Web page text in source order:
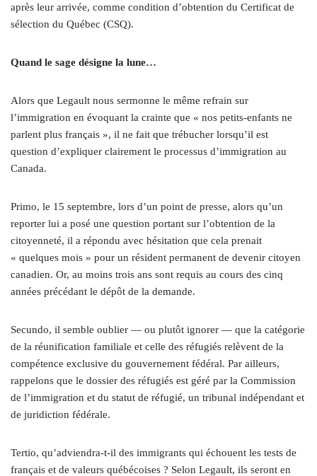
après leur arrivée, comme condition d’obtention du Certificat de
sélection du Québec (CSQ).
Quand le sage désigne la lune…
Alors que Legault nous sermonne le même refrain sur
l’immigration en évoquant la crainte que « nos petits-enfants ne
parlent plus français », il ne fait que trébucher lorsqu’il est
question d’expliquer clairement le processus d’immigration au
Canada.
Primo, le 15 septembre, lors d’un point de presse, alors qu’un
reporter lui a posé une question portant sur l’obtention de la
citoyenneté, il a répondu avec hésitation que cela prenait
« quelques mois » pour un résident permanent de devenir citoyen
canadien. Or, au moins trois ans sont requis au cours des cinq
années précédant le dépôt de la demande.
Secundo, il semble oublier — ou plutôt ignorer — que la catégorie
de la réunification familiale et celle des réfugiés relèvent de la
compétence exclusive du gouvernement fédéral. Par ailleurs,
rappelons que le dossier des réfugiés est géré par la Commission
de l’immigration et du statut de réfugié, un tribunal indépendant et
de juridiction fédérale.
Tertio, qu’adviendra-t-il des immigrants qui échouent les tests de
français et de valeurs québécoises ? Selon Legault, ils seront en